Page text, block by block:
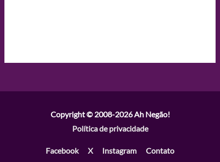
Copyright © 2008-2026Ah Negão!
Política de privacidade
Facebook X Instagram Contato